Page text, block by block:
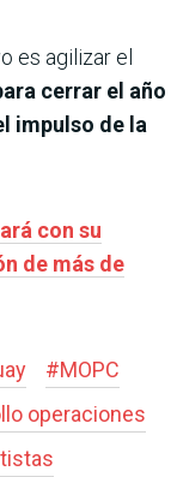
es agilizar el
cerrar el año
impulso de la
con su
de más de
#MOPC
operaciones